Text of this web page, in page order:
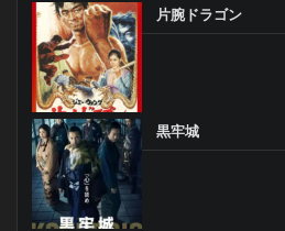
片腕ドラゴン
黒牢城